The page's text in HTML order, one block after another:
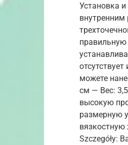
Установка
внутренним
правильную
можете
см — Вес:
высокую
размерную
вязкостную
Szczegóły: